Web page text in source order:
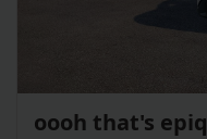
oooh that's epiq